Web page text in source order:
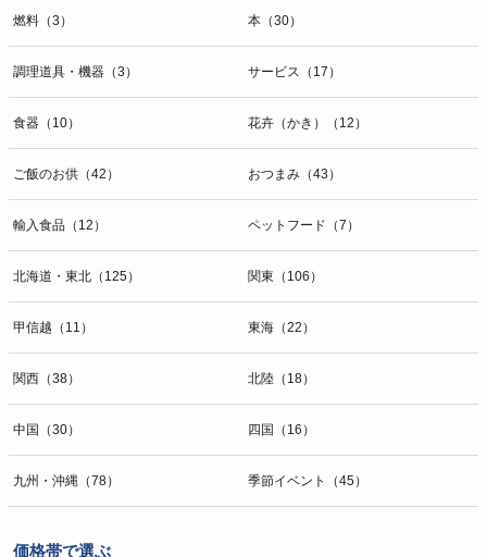
燃料（3） 本（30）
調理道具・機器（3） サービス（17）
食器（10） 花卉（かき）（12）
ご飯のお供（42） おつまみ（43）
輸入食品（12） ペットフード（7）
北海道・東北（125） 関東（106）
甲信越（11） 東海（22）
関西（38） 北陸（18）
中国（30） 四国（16）
九州・沖縄（78） 季節イベント（45）
価格帯で選ぶ